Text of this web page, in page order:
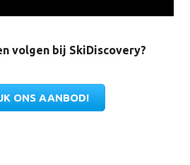
volgen bij SkiDiscovery?
ONS AANBOD!